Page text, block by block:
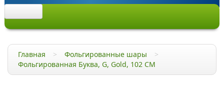
Облако из шаров
Главная > Фольгированные шары
>
Фольгированная Буква, G, Gold, 102 СМ